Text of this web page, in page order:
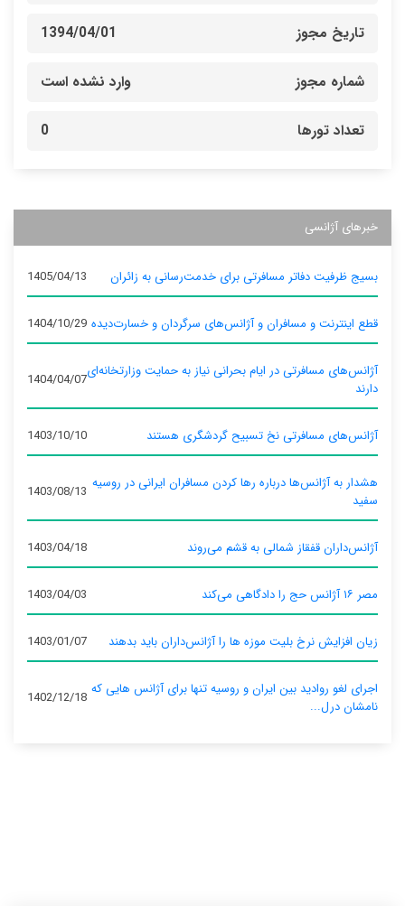
تاریخ مجوز 1394/04/01
شماره مجوز وارد نشده است
تعداد تورها 0
خبرهای آژانسی
بسیج ظرفیت دفاتر مسافرتی برای خدمت‌رسانی به زائران 1405/04/13
قطع اینترنت و مسافران و آژانس‌های سرگردان و خسارت‌دیده 1404/10/29
آژانس‌های مسافرتی در ایام بحرانی نیاز به حمایت وزارتخانه‌ای
دارند
1404/04/07
آژانس‌های مسافرتی نخ تسبیح گردشگری هستند 1403/10/10
هشدار به آژانس‌ها درباره رها کردن مسافران ایرانی در روسیه
سفید
1403/08/13
آژانس‌داران قفقاز شمالی به قشم می‌روند 1403/04/18
مصر ۱۶ آژانس حج را دادگاهی می‌کند 1403/04/03
زیان افزایش نرخ بلیت موزه ها را آژانس‌داران باید بدهند 1403/01/07
اجرای لغو روادید بین ایران و روسیه تنها برای آژانس‌ هایی که
نامشان درل...
1402/12/18